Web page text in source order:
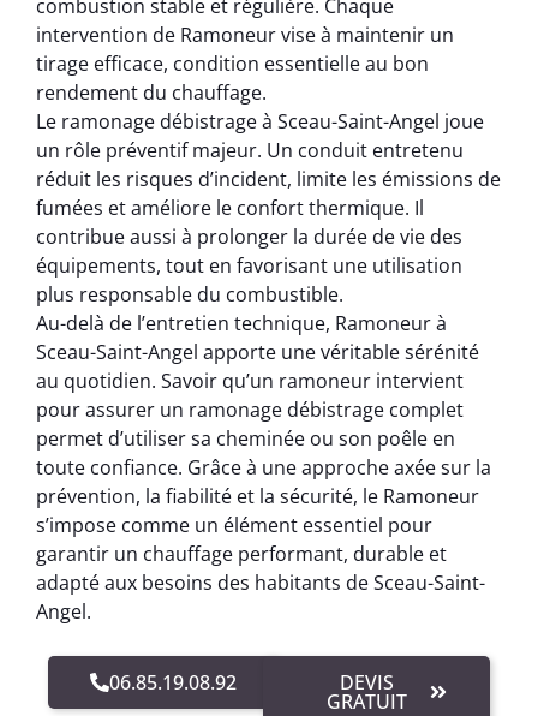
combustion stable et régulière. Chaque
intervention de Ramoneur vise à maintenir un
tirage efficace, condition essentielle au bon
rendement du chauffage.
Le ramonage débistrage à Sceau-Saint-Angel joue
un rôle préventif majeur. Un conduit entretenu
réduit les risques d’incident, limite les émissions de
fumées et améliore le confort thermique. Il
contribue aussi à prolonger la durée de vie des
équipements, tout en favorisant une utilisation
plus responsable du combustible.
Au-delà de l’entretien technique, Ramoneur à
Sceau-Saint-Angel apporte une véritable sérénité
au quotidien. Savoir qu’un ramoneur intervient
pour assurer un ramonage débistrage complet
permet d’utiliser sa cheminée ou son poêle en
toute confiance. Grâce à une approche axée sur la
prévention, la fiabilité et la sécurité, le Ramoneur
s’impose comme un élément essentiel pour
garantir un chauffage performant, durable et
adapté aux besoins des habitants de Sceau-Saint-
Angel.
06.85.19.08.92 DEVIS
GRATUIT